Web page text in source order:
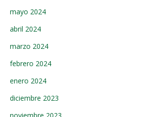
mayo 2024
abril 2024
marzo 2024
febrero 2024
enero 2024
diciembre 2023